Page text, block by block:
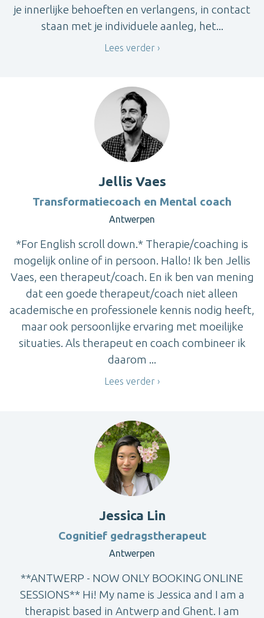
je innerlijke behoeften en verlangens, in contact
staan met je individuele aanleg, het...
Lees verder
Jellis Vaes
Transformatiecoach en Mental coach
Antwerpen
*For English scroll down.* Therapie/coaching is
mogelijk online of in persoon. Hallo! Ik ben Jellis
Vaes, een therapeut/coach. En ik ben van mening
dat een goede therapeut/coach niet alleen
academische en professionele kennis nodig heeft,
maar ook persoonlijke ervaring met moeilijke
situaties. Als therapeut en coach combineer ik
daarom ...
Lees verder
Jessica Lin
Cognitief gedragstherapeut
Antwerpen
**ANTWERP - NOW ONLY BOOKING ONLINE
SESSIONS** Hi! My name is Jessica and I am a
therapist based in Antwerp and Ghent. I am